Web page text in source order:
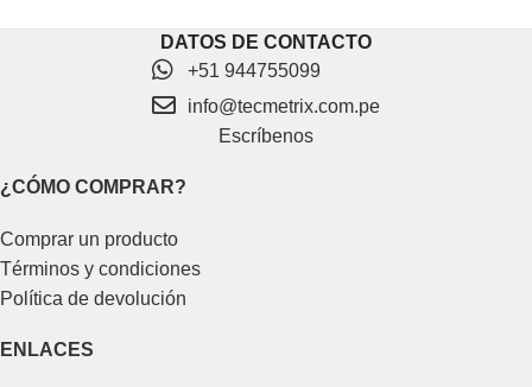
DATOS DE CONTACTO
+51 944755099
info@tecmetrix.com.pe
Escríbenos
¿CÓMO COMPRAR?
Comprar un producto
Términos y condiciones
Política de devolución
ENLACES